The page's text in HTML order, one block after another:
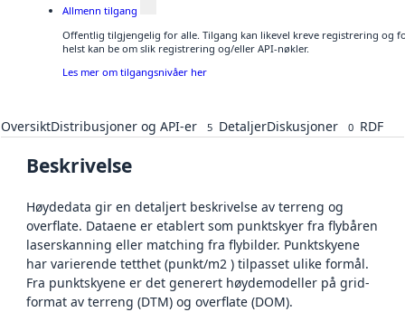
Allmenn tilgang
Offentlig tilgjengelig for alle. Tilgang kan likevel kreve registrering og
helst kan be om slik registrering og/eller API-nøkler.
Les mer om tilgangsnivåer her
OversiktDistribusjoner og API-er 5 DetaljerDiskusjoner 0 RDF
Beskrivelse
Høydedata gir en detaljert beskrivelse av terreng og
overflate. Dataene er etablert som punktskyer fra flybåren
laserskanning eller matching fra flybilder. Punktskyene
har varierende tetthet (punkt/m2 ) tilpasset ulike formål.
Fra punktskyene er det generert høydemodeller på grid-
format av terreng (DTM) og overflate (DOM).